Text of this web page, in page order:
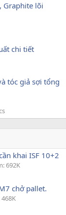
Graphite lõi
chi tiết
tóc giả sợi tổng
khai ISF 10+2
692K
chở pallet.